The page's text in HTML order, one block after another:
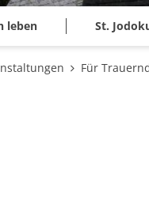
leben St.
Für